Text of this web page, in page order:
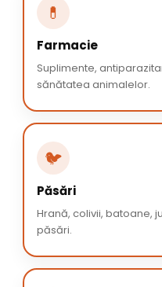
💊
Farmacie
Suplimente,
sănătatea animalelor.
🐦
Păsări
Hrană, colivii, batoane,
păsări.